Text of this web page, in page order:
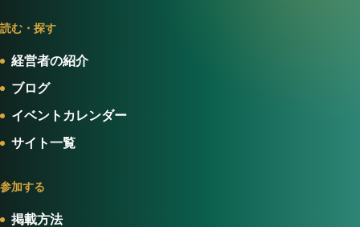
読む・探す
経営者の紹介
ブログ
イベントカレンダー
サイト一覧
参加する
掲載方法